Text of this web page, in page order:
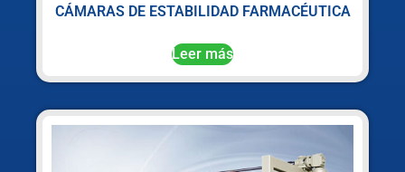
CÁMARAS DE ESTABILIDAD FARMACÉUTICA
Leer más